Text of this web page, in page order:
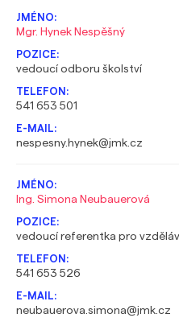
Mgr. Hynek Nespěšný
vedoucí odboru školství
541 653 501
nespesny.hynek@jmk.cz
Ing. Simona Neubauerová
vedoucí referentka pro
541 653 526
neubauerova.simona@jmk.cz